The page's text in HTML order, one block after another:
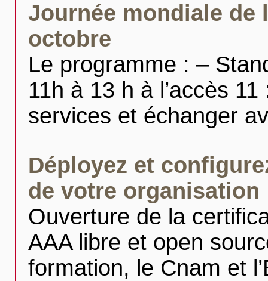
Journée mondiale de
octobre
Le programme : –
11h à 13 h à l’accès
services et échanger
Déployez et
de votre organisation
Ouverture de la
AAA libre et open
formation, le Cnam et